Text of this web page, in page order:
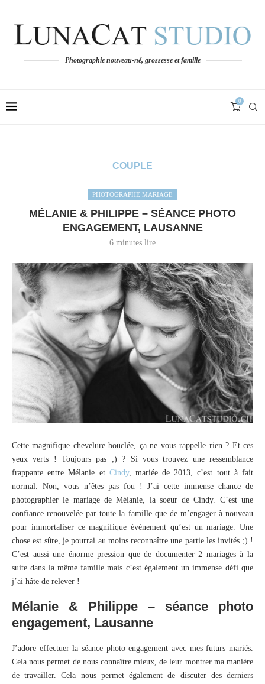
Photographie nouveau-né, grossesse et famille
0
COUPLE
PHOTOGRAPHE MARIAGE
MÉLANIE & PHILIPPE – SÉANCE PHOTO
ENGAGEMENT, LAUSANNE
6 minutes lire
Cette magnifique chevelure bouclée, ça ne vous rappelle rien ? Et ces
yeux verts ! Toujours pas ;) ? Si vous trouvez une ressemblance
frappante entre Mélanie et Cindy, mariée de 2013, c’est tout à fait
normal. Non, vous n’êtes pas fou ! J’ai cette immense chance de
photographier le mariage de Mélanie, la soeur de Cindy. C’est une
confiance renouvelée par toute la famille que de m’engager à nouveau
pour immortaliser ce magnifique évènement qu’est un mariage. Une
chose est sûre, je pourrai au moins reconnaître une partie les invités ;) !
C’est aussi une énorme pression que de documenter 2 mariages à la
suite dans la même famille mais c’est également un immense défi que
j’ai hâte de relever !
Mélanie & Philippe – séance photo
engagement, Lausanne
J’adore effectuer la séance photo engagement avec mes futurs mariés.
Cela nous permet de nous connaître mieux, de leur montrer ma manière
de travailler. Cela nous permet également de discuter des derniers